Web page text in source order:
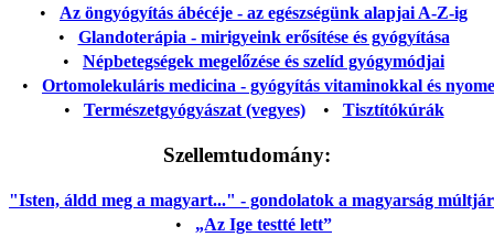
• Az öngyógyítás ábécéje - az egészségünk alapjai A-Z-ig
• Glandoterápia - mirigyeink erősítése és gyógyítása
• Népbetegségek megelőzése és szelíd gyógymódjai
• Ortomolekuláris medicina - gyógyítás vitaminokkal és
• Természetgyógyászat (vegyes)• Tisztítókúrák
Szellemtudomány:
"Isten, áldd meg a magyart..." - gondolatok a magyarság
• „Az Ige testté lett”